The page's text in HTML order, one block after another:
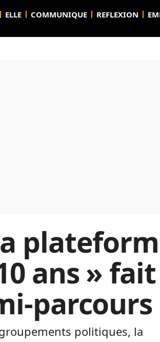
ELLE COMMUNIQUE REFLEXION
ans »
parcours
politiques, la